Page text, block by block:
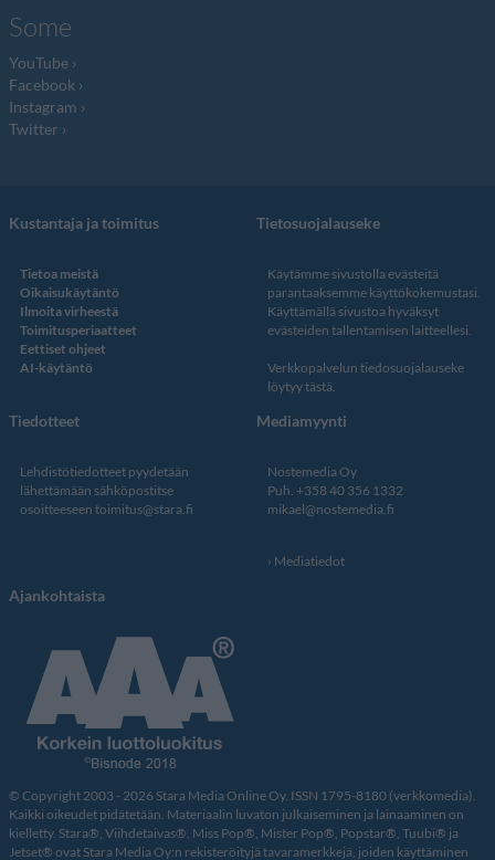
Some
YouTube
Facebook
Instagram
Twitter
Kustantaja ja toimitus
Tietoa meistä
Oikaisukäytäntö
Ilmoita virheestä
Toimitusperiaatteet
Eettiset ohjeet
AI-käytäntö
Tietosuojalauseke
Käytämme sivustolla evästeitä
parantaaksemme käyttökokemustasi.
Käyttämällä sivustoa hyväksyt
evästeiden tallentamisen laitteellesi.
Verkkopalvelun tiedosuojalauseke
löytyy tästä.
Tiedotteet
Lehdistötiedotteet pyydetään
lähettämään sähköpostitse
osoitteeseen toimitus@stara.fi
Mediamyynti
Nostemedia Oy
Puh. +358 40 356 1332
mikael@nostemedia.fi
Mediatiedot
Ajankohtaista
© Copyright 2003 - 2026 Stara Media Online Oy. ISSN 1795-8180 (verkkomedia).
Kaikki oikeudet pidätetään. Materiaalin luvaton julkaiseminen ja lainaaminen on
kielletty. Stara®, Viihdetaivas®, Miss Pop®, Mister Pop®, Popstar®, Tuubi® ja
Jetset® ovat Stara Media Oy:n rekisteröityjä tavaramerkkejä, joiden käyttäminen